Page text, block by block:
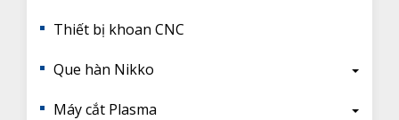
Thiết bị khoan CNC
Que hàn Nikko
Máy cắt Plasma